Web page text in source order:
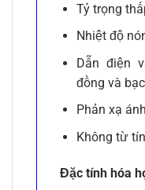
Tỷ trọng
Nhiệt độ
Dẫn điện
đồng và
Phản xạ
Không từ
Đặc tính hóa